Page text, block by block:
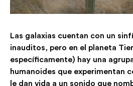
Las galaxias cuentan con un
inauditos, pero en el planeta
específicamente) hay una
humanoides que experimentan
le dan vida a un sonido que